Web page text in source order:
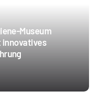
Museum
innovatives